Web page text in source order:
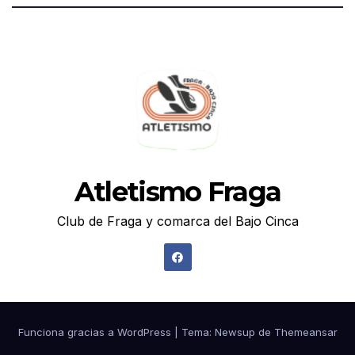
Atletismo Fraga
Club de Fraga y comarca del Bajo Cinca
Funciona gracias a WordPress Tema: Newsup de Themeansar